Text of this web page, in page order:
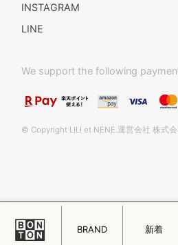
BRAND 新着
INSTAGRAM
LINE
We support the following
© Copyright LILI et NENE.運営会社 株式
このページをPC用